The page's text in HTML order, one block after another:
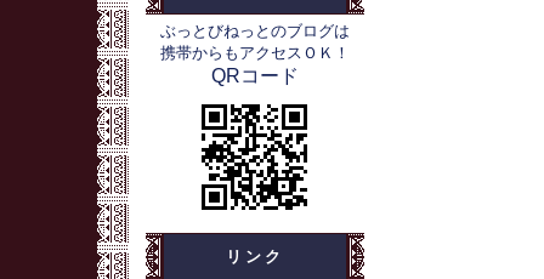
ぶっとびねっとのブログは
携帯からもアクセスＯＫ！
QRコード
リンク